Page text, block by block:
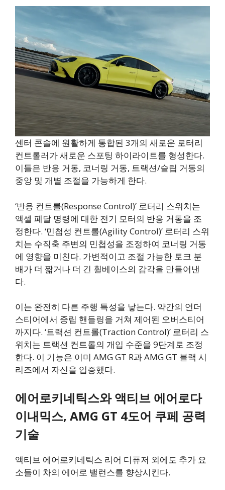
센터 콘솔에 원활하게 통합된 3개의 새로운 로터리
컨트롤러가 새로운 스포팅 하이라이트를 형성한다.
이들은 반응 거동, 코너링 거동, 트랙션/슬립 거동의
중앙 및 개별 조절을 가능하게 한다.
‘반응 컨트롤(Response Control)’ 로터리 스위치는
액셀 페달 명령에 대한 전기 모터의 반응 거동을 조
정한다. ‘민첩성 컨트롤(Agility Control)’ 로터리 스위
치는 수직축 주변의 민첩성을 조정하여 코너링 거동
에 영향을 미친다. 가변적이고 조절 가능한 토크 분
배가 더 짧거나 더 긴 휠베이스의 감각을 만들어낸
다.
이는 완전히 다른 주행 특성을 낳는다. 약간의 언더
스티어에서 중립 핸들링을 거쳐 제어된 오버스티어
까지다. ‘트랙션 컨트롤(Traction Control)’ 로터리 스
위치는 트랙션 컨트롤의 개입 수준을 9단계로 조정
한다. 이 기능은 이미 AMG GT R과 AMG GT 블랙 시
리즈에서 자신을 입증했다.
에어로키네틱스와 액티브 에어로다
이내믹스, AMG GT 4도어 쿠페 공력
기술
액티브 에어로키네틱스 리어 디퓨저 외에도 추가 요
소들이 차의 에어로 밸런스를 향상시킨다.